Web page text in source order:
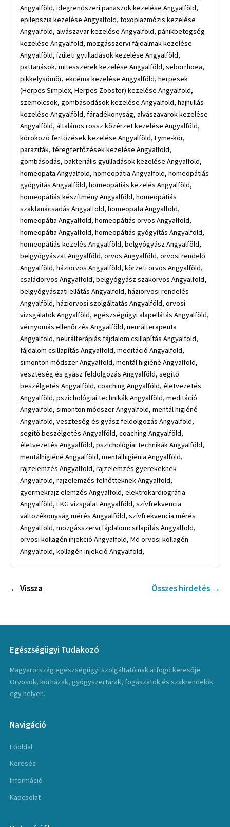
← Vissza Összes hirdetés →
Egészségügyi Tudakozó
Magyarország egészségügyi szolgáltatóinak átfogó keresője.
Orvosok, kórházak, gyógyszertárak, fogászatok és szakrendelők
egy helyen.
Navigáció
Főoldal
Keresés
Információ
Kapcsolat